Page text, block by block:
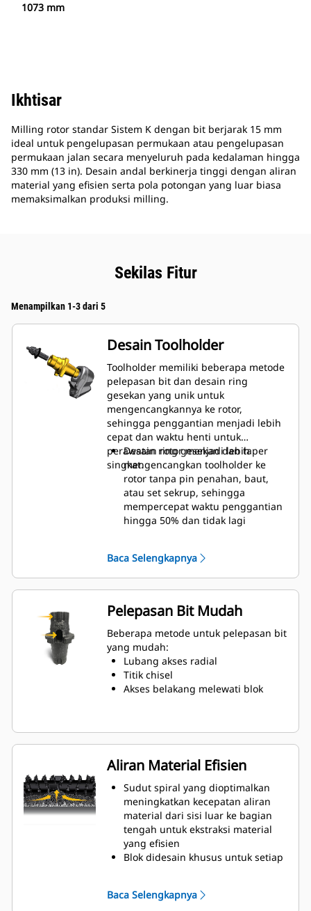
1073 mm
Ikhtisar
Milling rotor standar Sistem K dengan bit berjarak 15 mm
ideal untuk pengelupasan permukaan atau pengelupasan
permukaan jalan secara menyeluruh pada kedalaman hingga
330 mm (13 in). Desain andal berkinerja tinggi dengan aliran
material yang efisien serta pola potongan yang luar biasa
memaksimalkan produksi milling.
Sekilas Fitur
Menampilkan 1-3 dari 5
Desain Toolholder
Toolholder memiliki beberapa metode
pelepasan bit dan desain ring
gesekan yang unik untuk
mengencangkannya ke rotor,
sehingga penggantian menjadi lebih
cepat dan waktu henti untuk
perawatan rotor menjadi lebih
singkat.
Desain ring gesekan dan taper
mengencangkan toolholder ke
rotor tanpa pin penahan, baut,
atau set sekrup, sehingga
mempercepat waktu penggantian
hingga 50% dan tidak lagi
Kerah keausan 20 mm 66% lebih
lama dibanding toolholder Sistem
G
Desain toolholder antirotasi
memastikan posisi yang benar
untuk mencegah keausan di blok
dan penahan
Air dapat masuk melalui lubang
akses radial toolholder untuk
membantu rotasi gigi agar
mengakomodasi bit dengan bit
ukuran shank 20 mm, 22 mm, dan
25 mm untuk berbagai aplikasi
Baca Selengkapnya
Pelepasan Bit Mudah
Beberapa metode untuk pelepasan bit
yang mudah:
Lubang akses radial
Titik chisel
Akses belakang melewati blok
Aliran Material Efisien
Sudut spiral yang dioptimalkan
meningkatkan kecepatan aliran
material dari sisi luar ke bagian
tengah untuk ekstraksi material
yang efisien
Blok didesain khusus untuk setiap
aliran material yang efisien
Baca Selengkapnya